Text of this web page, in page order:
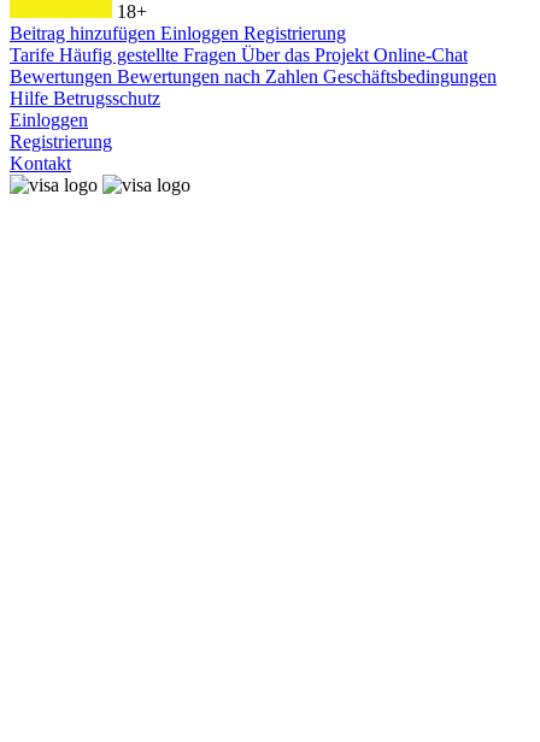
18+
Beitrag hinzufügen Einloggen Registrierung
Tarife Häufig gestellte Fragen Über das Projekt Online-Chat
Bewertungen Bewertungen nach Zahlen Geschäftsbedingungen
Hilfe Betrugsschutz
Einloggen
Registrierung
Kontakt